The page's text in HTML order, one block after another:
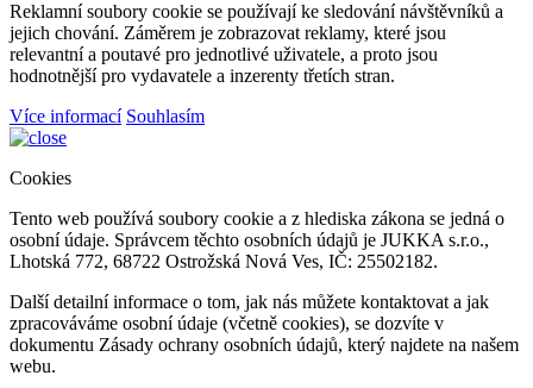
Reklamní soubory cookie se používají ke sledování návštěvníků a
jejich chování. Záměrem je zobrazovat reklamy, které jsou
relevantní a poutavé pro jednotlivé uživatele, a proto jsou
hodnotnější pro vydavatele a inzerenty třetích stran.
Více informací Souhlasím
Cookies
Tento web používá soubory cookie a z hlediska zákona se jedná o
osobní údaje. Správcem těchto osobních údajů je JUKKA s.r.o.,
Lhotská 772, 68722 Ostrožská Nová Ves, IČ: 25502182.
Další detailní informace o tom, jak nás můžete kontaktovat a jak
zpracováváme osobní údaje (včetně cookies), se dozvíte v
dokumentu Zásady ochrany osobních údajů, který najdete na našem
webu.